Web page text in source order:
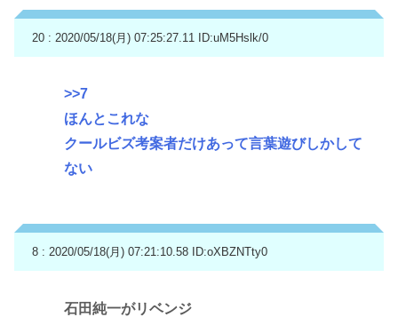
20 : 2020/05/18(月) 07:25:27.11 ID:uM5Hslk/0
>>7
ほんとこれな
クールビズ考案者だけあって言葉遊びしかして
ない
8 : 2020/05/18(月) 07:21:10.58 ID:oXBZNTty0
石田純一がリベンジ